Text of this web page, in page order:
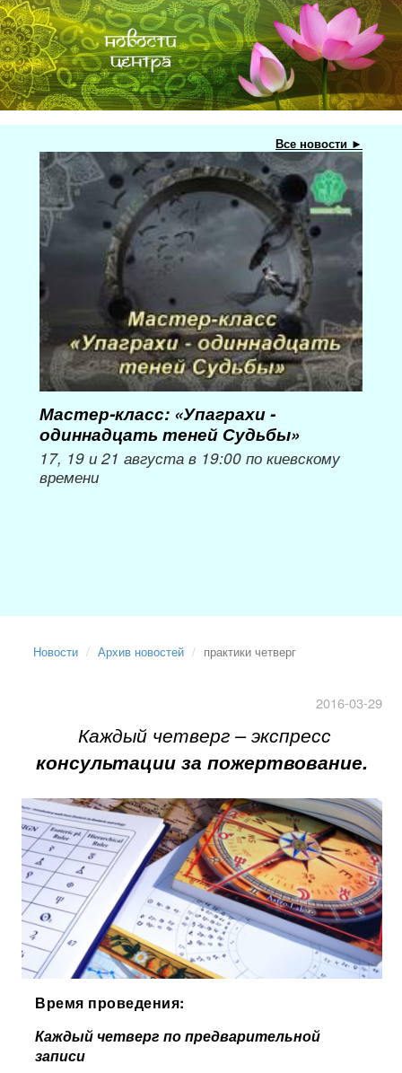
Все новости ►
Мастер-класс: «Упаграхи -
одиннадцать теней Судьбы»
17, 19 и 21 августа в 19:00 по киевскому
времени
Новости Архив новостей практики четверг
2016-03-29
Каждый четверг – экспресс
консультации за пожертвование.
Время проведения:
Каждый четверг по предварительной
записи